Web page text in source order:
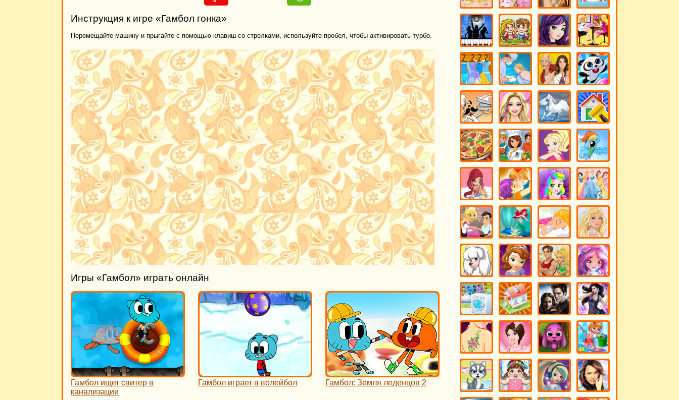
Инструкция к игре «Гамбол гонка»
Перемещайте машину и прыгайте с помощью клавиш со стрелками, используйте пробел, чтобы активировать турбо.
Игры «Гамбол» играть онлайн
Гамбол ищет свитер в
канализации
Гамбол играет в волейбол Гамбол: Земля леденцов 2